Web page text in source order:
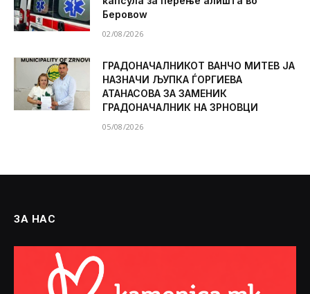
Беровоw
02/08/2026
ГРАДОНАЧАЛНИКОТ ВАНЧО МИТЕВ ЈА
НАЗНАЧИ ЉУПКА ЃОРГИЕВА
АТАНАСОВА ЗА ЗАМЕНИК
ГРАДОНАЧАЛНИК НА ЗРНОВЦИ
05/08/2026
ЗА НАС